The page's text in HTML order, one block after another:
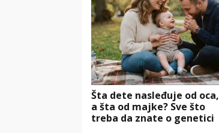
Šta dete nasleđuje od oca,
a šta od majke? Sve što
treba da znate o genetici